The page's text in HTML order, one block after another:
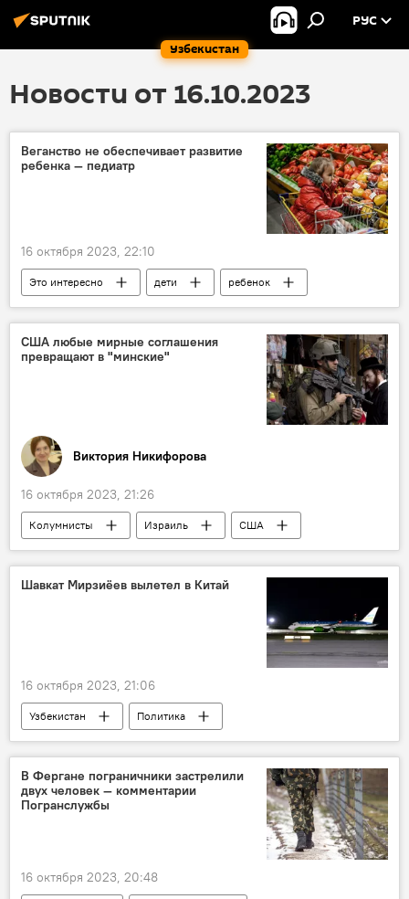
Узбекистан
РУС
Новости от 16.10.2023
Веганство не обеспечивает развитие
ребенка — педиатр
16 октября 2023, 22:10
Это интересно дети
ребенок
здоровье
питание
правильное питание
веган врач
США любые мирные соглашения
превращают в "минские"
Виктория Никифорова
16 октября 2023, 21:26
Колумнисты Израиль
США
Конфликт
Шавкат Мирзиёев вылетел в Китай
16 октября 2023, 21:06
Узбекистан
Политика
Шавкат Мирзиёев
Китай
один пояс-один путь
Си Цзиньпин
В Фергане пограничники застрелили
двух человек — комментарии
Погранслужбы
16 октября 2023, 20:48